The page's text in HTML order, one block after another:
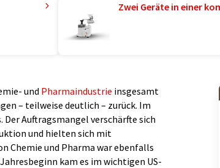
Zwei Geräte in einer
und Pharmaindustrie insgesamt
– teilweise deutlich – zurück. Im
Der Auftragsmangel verschärfte sich
und hielten sich mit
Chemie und Pharma war ebenfalls
kam es im wichtigen US-